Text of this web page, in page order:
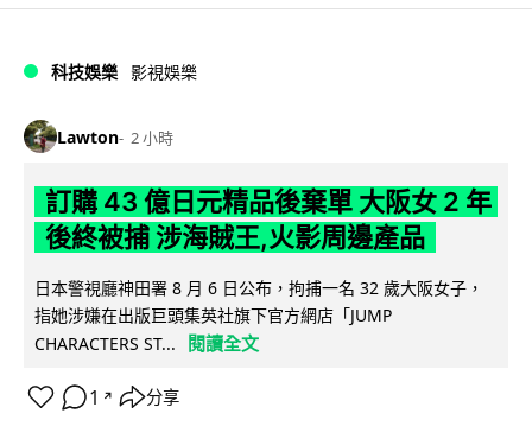
科技娛樂 影視娛樂
Lawton 2 小時
訂購 43 億日元精品後棄單 大阪女 2 年
後終被捕 涉海賊王,火影周邊產品
日本警視廳神田署 8 月 6 日公布，拘捕一名 32 歲大阪女子，
指她涉嫌在出版巨頭集英社旗下官方網店「JUMP
CHARACTERS ST...
閱讀全文
1 ↗ 分享